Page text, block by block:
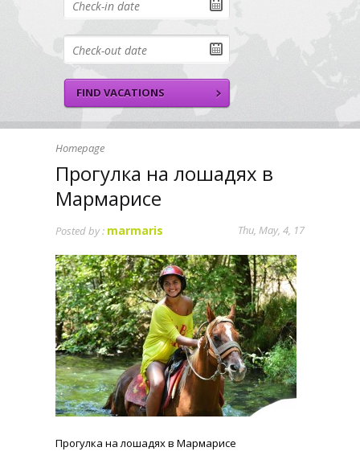
Homepage
Прогулка на лошадях в
Мармарисе
Thu, May, 4, 17
Posted by : marmaris
Прогулка на лошадях в Мармарисе